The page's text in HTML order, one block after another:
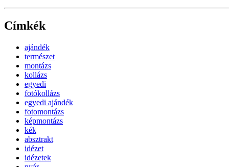
Címkék
ajándék
természet
montázs
kollázs
egyedi
fotókollázs
egyedi ajándék
fotomontázs
képmontázs
kék
absztrakt
idézet
idézetek